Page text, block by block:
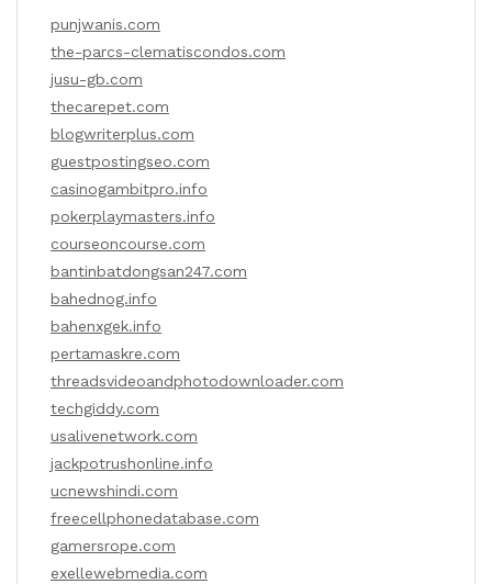
punjwanis.com
the-parcs-clematiscondos.com
jusu-gb.com
thecarepet.com
blogwriterplus.com
guestpostingseo.com
casinogambitpro.info
pokerplaymasters.info
courseoncourse.com
bantinbatdongsan247.com
bahednog.info
bahenxgek.info
pertamaskre.com
threadsvideoandphotodownloader.com
techgiddy.com
usalivenetwork.com
jackpotrushonline.info
ucnewshindi.com
freecellphonedatabase.com
gamersrope.com
exellewebmedia.com